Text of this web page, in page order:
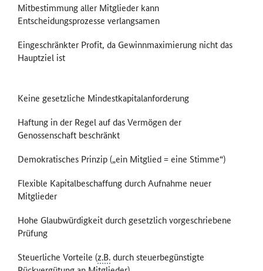
Mitbestimmung aller Mitglieder kann
Entscheidungsprozesse verlangsamen
Eingeschränkter Profit, da Gewinnmaximierung nicht das
Hauptziel ist
Keine gesetzliche Mindestkapitalanforderung
Haftung in der Regel auf das Vermögen der
Genossenschaft beschränkt
Demokratisches Prinzip („ein Mitglied = eine Stimme“)
Flexible Kapitalbeschaffung durch Aufnahme neuer
Mitglieder
Hohe Glaubwürdigkeit durch gesetzlich vorgeschriebene
Prüfung
Steuerliche Vorteile (z.B.durch steuerbegünstigte